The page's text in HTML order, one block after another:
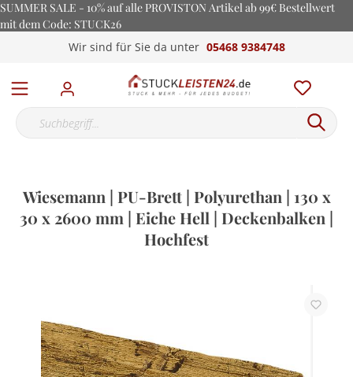
SUMMER SALE - 10% auf alle PROVISTON Artikel ab 99€ Bestellwert
mit dem Code: STUCK26
Wir sind für Sie da unter 05468 9384748
Wiesemann | PU-Brett | Polyurethan | 130 x
30 x 2600 mm | Eiche Hell | Deckenbalken |
Hochfest